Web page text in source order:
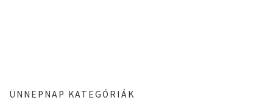
ÜNNEPNAP KATEGÓRIÁK